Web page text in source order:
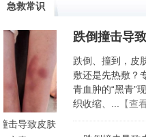
急救常识
击导致皮肤
跌倒撞击导
跌倒、撞到，皮
敷还是先热敷？
青血肿的“黑青”
织收缩、...
【查